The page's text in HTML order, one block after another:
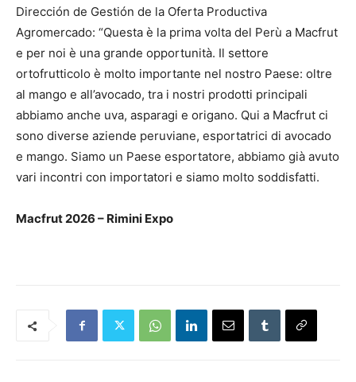
Dirección de Gestión de la Oferta Productiva
Agromercado: “Questa è la prima volta del Perù a Macfrut
e per noi è una grande opportunità. Il settore
ortofrutticolo è molto importante nel nostro Paese: oltre
al mango e all’avocado, tra i nostri prodotti principali
abbiamo anche uva, asparagi e origano. Qui a Macfrut ci
sono diverse aziende peruviane, esportatrici di avocado
e mango. Siamo un Paese esportatore, abbiamo già avuto
vari incontri con importatori e siamo molto soddisfatti.
Macfrut 2026 – Rimini Expo